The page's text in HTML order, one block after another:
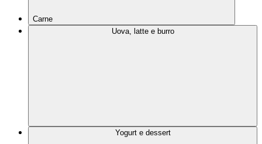
Carne
Uova, latte e burro
Yogurt e dessert